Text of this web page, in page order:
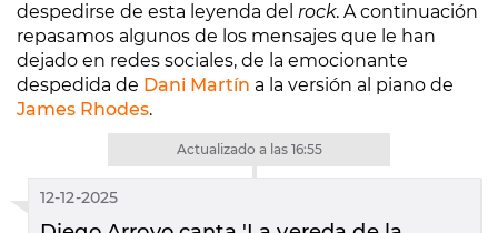
despedirse de esta leyenda del rock. A continuación
repasamos algunos de los mensajes que le han
dejado en redes sociales, de la emocionante
despedida de Dani Martín a la versión al piano de
James Rhodes.
Actualizado a las 16:55
12-12-2025